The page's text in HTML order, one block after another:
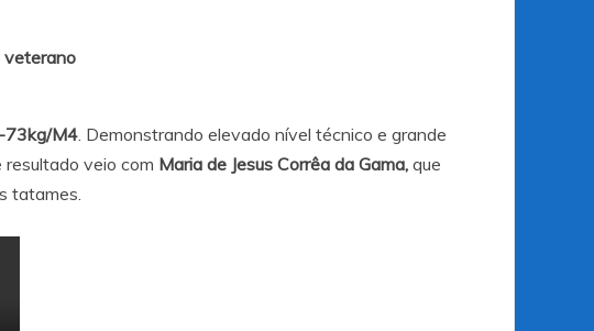
veterano
73kg/M4. Demonstrando elevado nível técnico e grande
veio com Maria de Jesus Corrêa da Gama, que
tatames.